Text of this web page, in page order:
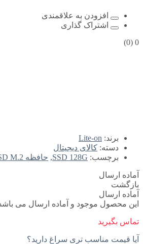
افزودن به علاقمندی
اشتراک گذاری
0
(0)
برند: Lite-on
دسته: کالای دیجیتال
برچسب: SSD 128G
, حافظه SSD M.2
آماده ارسال
بازگشت
آماده ارسال
این محصول موجود و آماده ارسال می
تماس بگیرید
آیا قیمت مناسب تری سراغ دارید؟